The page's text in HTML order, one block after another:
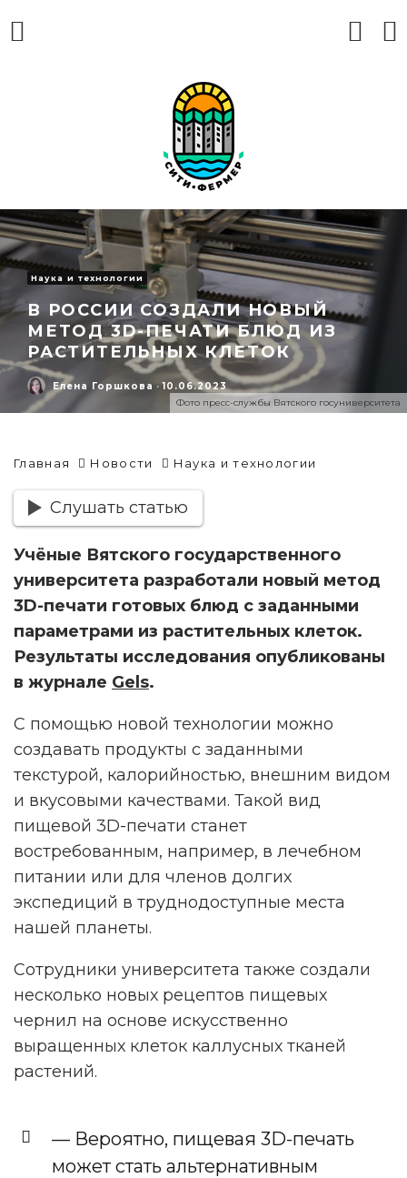
Фото пресс-службы Вятского госуниверситета
Наука и технологии
В РОССИИ СОЗДАЛИ НОВЫЙ
МЕТОД 3D-ПЕЧАТИ БЛЮД ИЗ
РАСТИТЕЛЬНЫХ КЛЕТОК
Елена Горшкова · 10.06.2023
Главная Новости Наука и технологии
Слушать статью
Учёные Вятского государственного
университета разработали новый метод
3D-печати готовых блюд с заданными
параметрами из растительных клеток.
Результаты исследования опубликованы
в журнале Gels.
С помощью новой технологии можно
создавать продукты с заданными
текстурой, калорийностью, внешним видом
и вкусовыми качествами. Такой вид
пищевой 3D-печати станет
востребованным, например, в лечебном
питании или для членов долгих
экспедиций в труднодоступные места
нашей планеты.
Сотрудники университета также создали
несколько новых рецептов пищевых
чернил на основе искусственно
выращенных клеток каллусных тканей
растений.
— Вероятно, пищевая 3D-печать
может стать альтернативным